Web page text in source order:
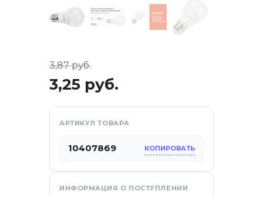
3,87руб.
3,25 руб.
АРТИКУЛ ТОВАРА
10407869 КОПИРОВАТЬ
ИНФОРМАЦИЯ О ПОСТУПЛЕНИИ